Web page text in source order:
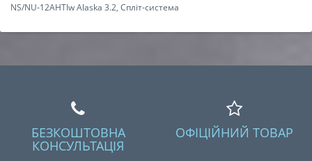
NS/NU-12AHTIw Alaska 3.2, Спліт-система
БЕЗКОШТОВНА
КОНСУЛЬТАЦІЯ
ОФІЦІЙНИЙ ТОВАР